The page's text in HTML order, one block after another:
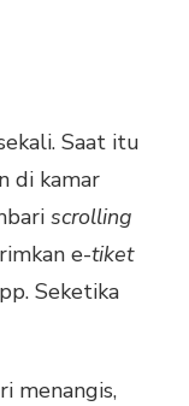
Saat itu
di kamar
scrolling
e-tiket
Seketika
menangis,